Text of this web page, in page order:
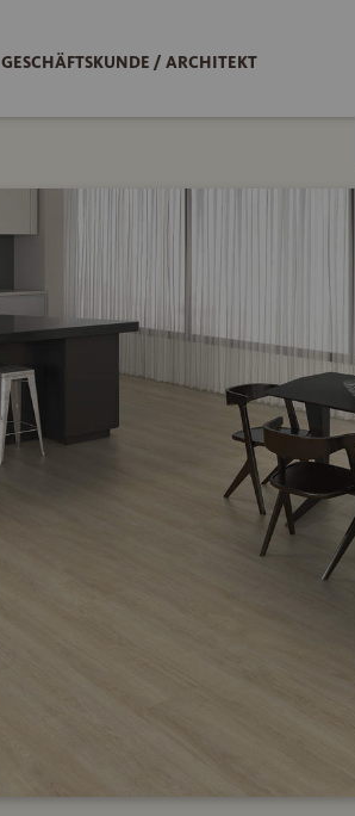
GESCHÄFTSKUNDE / ARCHITEKT